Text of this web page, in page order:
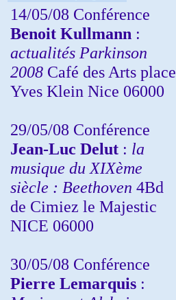
14/05/08 Conférence
Benoit Kullmann :
actualités Parkinson
2008 Café des Arts place
Yves Klein Nice 06000
29/05/08 Conférence
Jean-Luc Delut : la
musique du XIXème
siècle : Beethoven 4Bd
de Cimiez le Majestic
NICE 06000
30/05/08 Conférence
Pierre Lemarquis :